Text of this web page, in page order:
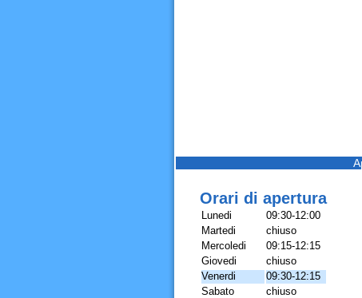
Orari di apertura
Lunedi
09:30-12:00
Martedi
chiuso
Mercoledi
09:15-12:15
Giovedi
chiuso
Venerdi
09:30-12:15
Sabato
chiuso